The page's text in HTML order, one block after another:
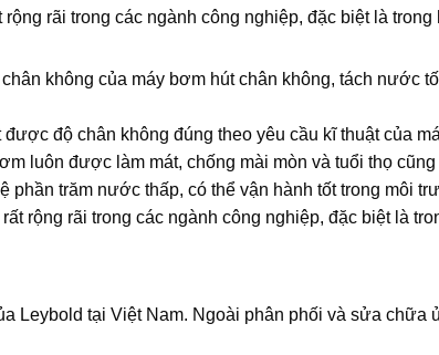
rãi trong các ngành công nghiệp, đặc biệt là trong
không của máy bơm hút chân không, tách nước
độ chân không đúng theo yêu cầu kĩ thuật của
luôn được làm mát, chống mài mòn và tuổi thọ
trăm nước thấp, có thể vận hành tốt trong môi
rộng rãi trong các ngành công nghiệp, đặc biệt là
Leybold tại Việt Nam. Ngoài phân phối và sửa chữa